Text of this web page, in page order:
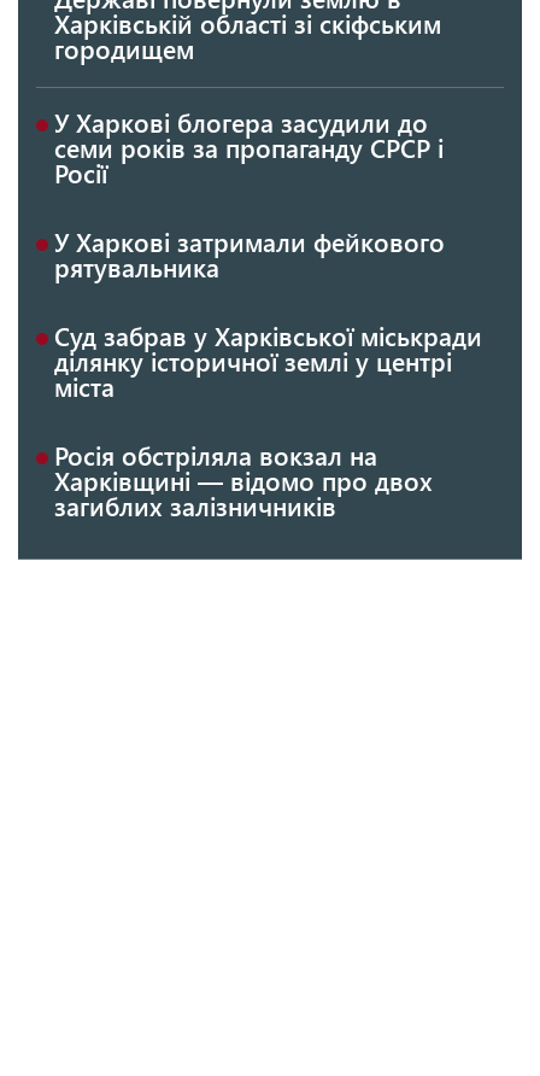
Харківській області зі скіфським
городищем
У Харкові блогера засудили до
семи років за пропаганду СРСР і
Росії
У Харкові затримали фейкового
рятувальника
Суд забрав у Харківської міськради
ділянку історичної землі у центрі
міста
Росія обстріляла вокзал на
Харківщині — відомо про двох
загиблих залізничників